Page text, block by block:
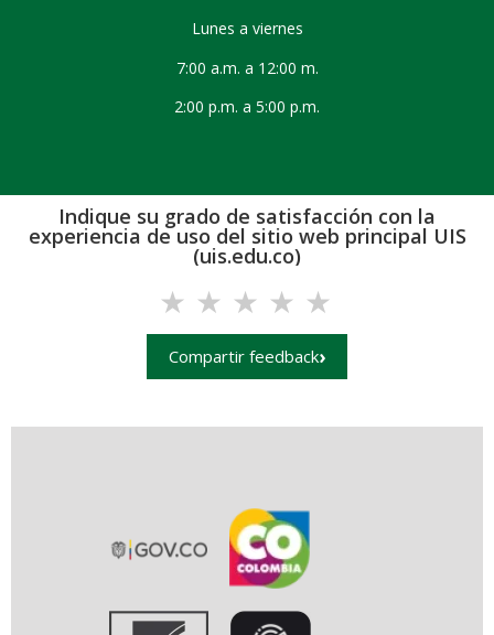
Lunes a viernes
7:00 a.m. a 12:00 m.
2:00 p.m. a 5:00 p.m.
Indique su grado de satisfacción con la
experiencia de uso del sitio web principal UIS
(uis.edu.co)